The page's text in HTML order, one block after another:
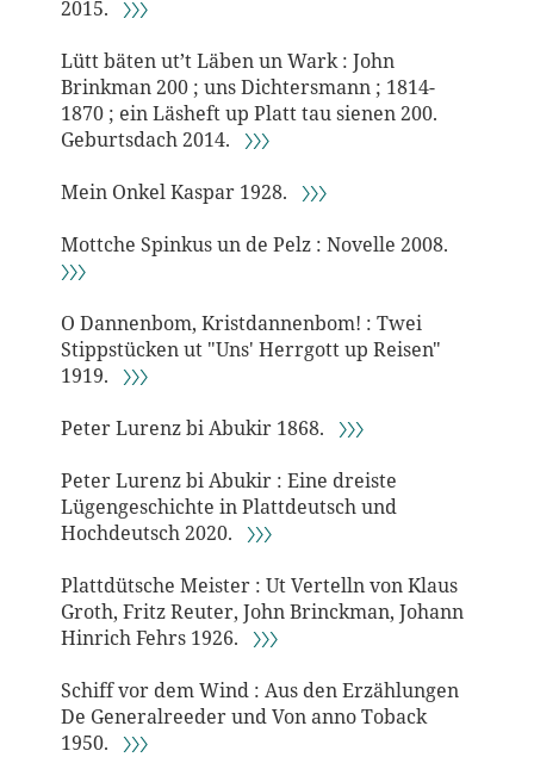
2015. 〉〉〉
Lütt bäten ut’t Läben un Wark : John
Brinkman 200 ; uns Dichtersmann ; 1814-
1870 ; ein Läsheft up Platt tau sienen 200.
Geburtsdach 2014. 〉〉〉
Mein Onkel Kaspar 1928. 〉〉〉
Mottche Spinkus un de Pelz : Novelle 2008.
〉〉〉
O Dannenbom, Kristdannenbom! : Twei
Stippstücken ut "Uns' Herrgott up Reisen"
1919. 〉〉〉
Peter Lurenz bi Abukir 1868. 〉〉〉
Peter Lurenz bi Abukir : Eine dreiste
Lügengeschichte in Plattdeutsch und
Hochdeutsch 2020. 〉〉〉
Plattdütsche Meister : Ut Vertelln von Klaus
Groth, Fritz Reuter, John Brinckman, Johann
Hinrich Fehrs 1926. 〉〉〉
Schiff vor dem Wind : Aus den Erzählungen
De Generalreeder und Von anno Toback
1950. 〉〉〉